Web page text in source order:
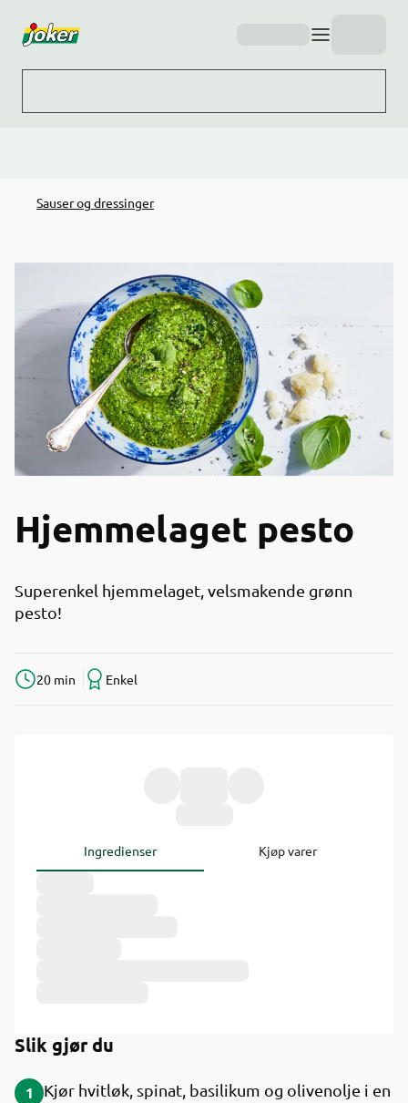
Sauser og dressinger
Hjemmelaget pesto
Superenkel hjemmelaget, velsmakende grønn
pesto!
20 min Enkel
Ingredienser Kjøp varer
Slik gjør du
1
Kjør hvitløk, spinat, basilikum og olivenolje i en